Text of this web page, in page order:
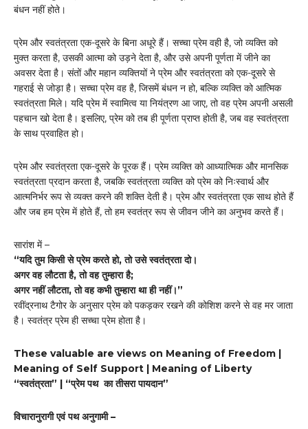
बंधन नहीं होते।
प्रेम और स्वतंत्रता एक-दूसरे के बिना अधूरे हैं। सच्चा प्रेम वही है, जो व्यक्ति को
मुक्त करता है, उसकी आत्मा को उड़ने देता है, और उसे अपनी पूर्णता में जीने का
अवसर देता है। संतों और महान व्यक्तियों ने प्रेम और स्वतंत्रता को एक-दूसरे से
गहराई से जोड़ा है। सच्चा प्रेम वह है, जिसमें बंधन न हो, बल्कि व्यक्ति को आत्मिक
स्वतंत्रता मिले। यदि प्रेम में स्वामित्व या नियंत्रण आ जाए, तो वह प्रेम अपनी असली
पहचान खो देता है। इसलिए, प्रेम को तब ही पूर्णता प्राप्त होती है, जब वह स्वतंत्रता
के साथ प्रवाहित हो।
प्रेम और स्वतंत्रता एक-दूसरे के पूरक हैं। प्रेम व्यक्ति को आध्यात्मिक और मानसिक
स्वतंत्रता प्रदान करता है, जबकि स्वतंत्रता व्यक्ति को प्रेम को निःस्वार्थ और
आत्मनिर्भर रूप से व्यक्त करने की शक्ति देती है। प्रेम और स्वतंत्रता एक साथ होते हैं
और जब हम प्रेम में होते हैं, तो हम स्वतंत्र रूप से जीवन जीने का अनुभव करते हैं।
सारांश में –
“यदि तुम किसी से प्रेम करते हो, तो उसे स्वतंत्रता दो।
अगर वह लौटता है, तो वह तुम्हारा है;
अगर नहीं लौटता, तो वह कभी तुम्हारा था ही नहीं।”
रवींद्रनाथ टैगोर के अनुसार प्रेम को पकड़कर रखने की कोशिश करने से वह मर जाता
है। स्वतंत्र प्रेम ही सच्चा प्रेम होता है।
These valuable are views on Meaning of Freedom |
Meaning of Self Support | Meaning of Liberty
“स्वतंत्रता” | “प्रेम पथ का तीसरा पायदान”
विचारानुरागी एवं पथ अनुगामी –